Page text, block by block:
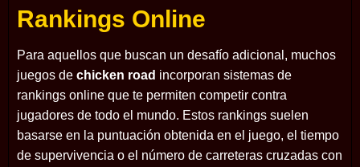
Rankings Online
Para aquellos que buscan un desafío adicional, muchos
juegos de chicken road incorporan sistemas de
rankings online que te permiten competir contra
jugadores de todo el mundo. Estos rankings suelen
basarse en la puntuación obtenida en el juego, el tiempo
de supervivencia o el número de carreteras cruzadas con